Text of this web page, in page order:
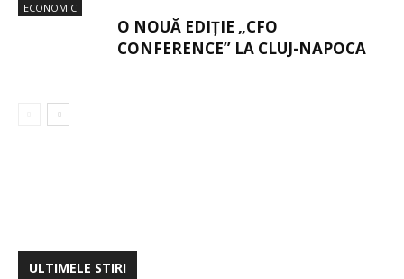
ECONOMIC
O NOUĂ EDIȚIE „CFO
CONFERENCE” LA CLUJ-NAPOCA
ULTIMELE STIRI